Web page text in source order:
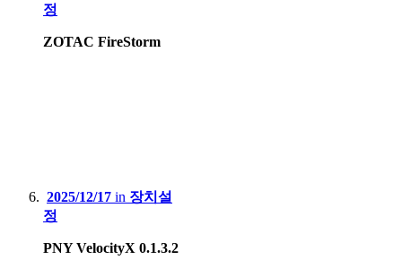
정
ZOTAC FireStorm
2025/12/17 in 장치설
정
PNY VelocityX 0.1.3.2